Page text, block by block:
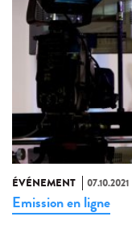
ÉVÉNEMENT 07.10.2021
Emission en ligne